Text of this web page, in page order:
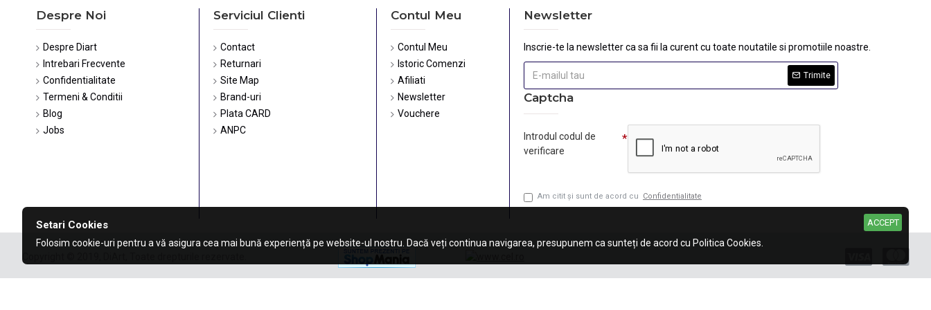
Despre Noi
Despre Diart
Intrebari Frecvente
Confidentialitate
Termeni & Conditii
Blog
Jobs
Serviciul Clienti
Contact
Returnari
Site Map
Brand-uri
Plata CARD
ANPC
Contul Meu
Contul Meu
Istoric Comenzi
Afiliati
Newsletter
Vouchere
Newsletter
Inscrie-te la newsletter ca sa fii la curent cu toate noutatile si promotiile noastre.
Trimite
Captcha
Introdul codul de
verificare
Am citit şi sunt de acord cu Confidentialitate
ACCEPT
Setari Cookies
Folosim cookie-uri pentru a vă asigura cea mai bună experiență pe website-ul nostru. Dacă veți continua navigarea, presupunem ca sunteți de acord cu Politica Cookies.